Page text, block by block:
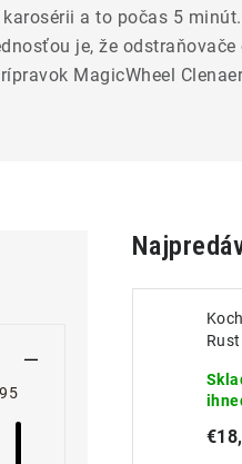
a to počas 5 minút.
je, že
MagicWheel